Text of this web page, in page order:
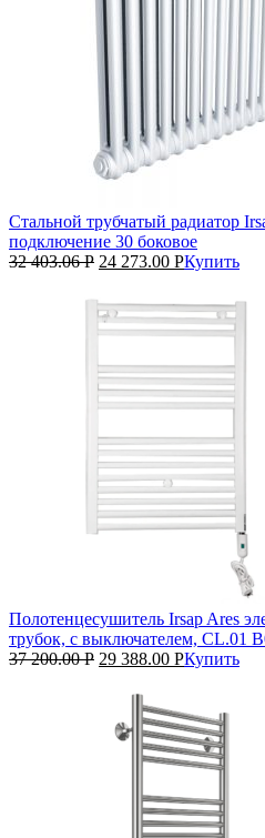
Стальной трубчатый радиатор
подключение 30 боковое
32 403.06Р 24 273.00 РКупить
Полотенцесушитель Irsap Ares
трубок, с выключателем, CL.01
37 200.00Р 29 388.00 РКупить